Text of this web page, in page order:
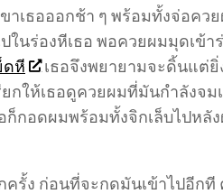
เธอออกช้า ๆ พร้อมทั้งจ่อควย
นร่องหีเธอ พอควยผมมุดเข้า
ดหี
เธอจึงพยายามจะดิ้นแต่
ให้เธอดูควยผมที่มันกำลังจม
กอดผมพร้อมทั้งจิกเล็บไปหลั
รั้ง ก่อนที่จะกดมันเข้าไปอีกที